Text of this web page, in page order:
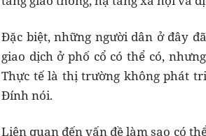
Đặc biệt, những người dân ở đây
giao dịch ở phố cổ có thể có,
Thực tế là thị trường không phát
Đính nói.
Liên quan đến vấn đề làm sao có